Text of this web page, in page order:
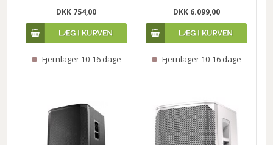
DKK 754,00
Fjernlager 10-16 dage
DKK 6.099,00
Fjernlager 10-16 dage